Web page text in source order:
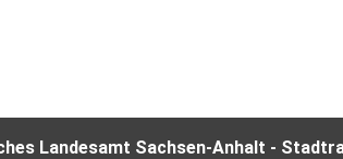
Landesamt Sachsen-Anhalt -